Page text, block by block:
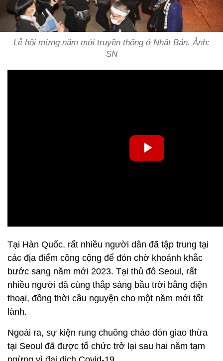
Lễ hội mừng năm mới truyền thống ở Nhật Bản. Ảnh:
SN
Tại Hàn Quốc, rất nhiều người dân đã tập trung tại
các địa điểm công cộng để đón chờ khoảnh khắc
bước sang năm mới 2023. Tại thủ đô Seoul, rất
nhiều người đã cùng thắp sáng bầu trời bằng điện
thoại, đồng thời cầu nguyện cho một năm mới tốt
lành.
Ngoài ra, sự kiện rung chuông chào đón giao thừa
tại Seoul đã được tổ chức trở lại sau hai năm tạm